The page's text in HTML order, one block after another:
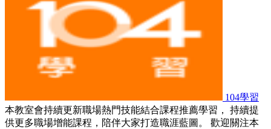
104學習
本教室會持續更新職場熱門技能結合課程推薦學習， 持續提
供更多職場增能課程，陪伴大家打造職涯藍圖。 歡迎關注本